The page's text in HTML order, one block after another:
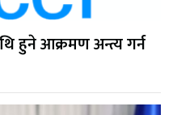
हुने आक्रमण अन्त्य गर्न